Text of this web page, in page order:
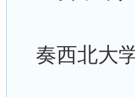
奏西北大